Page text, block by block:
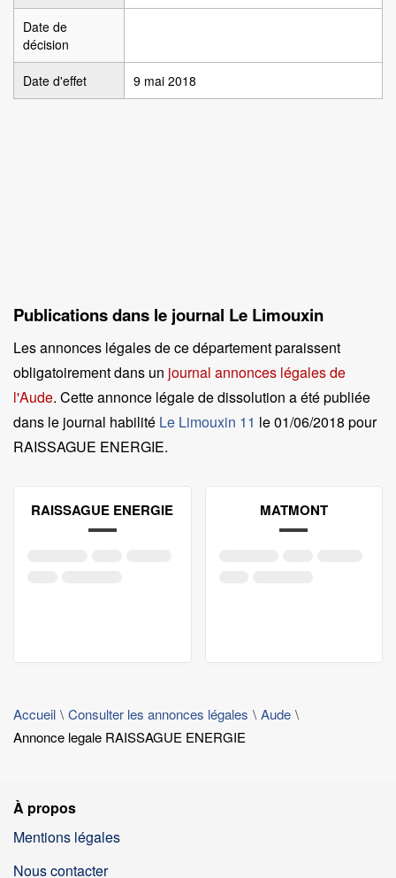
Date de
décision
Date d'effet 9 mai 2018
Publications dans le journal Le Limouxin
Les annonces légales de ce département paraissent
obligatoirement dans un journal annonces légales de
l'Aude. Cette annonce légale de dissolution a été publiée
dans le journal habilité Le Limouxin 11 le01/06/2018 pour
RAISSAGUE ENERGIE.
RAISSAGUE ENERGIE MATMONT
Accueil Consulter les annonces légales
Aude
Annonce legale RAISSAGUE ENERGIE
À propos
Mentions légales
Nous contacter